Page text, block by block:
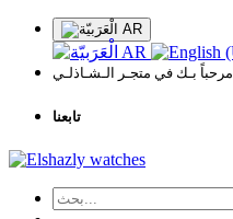
AR
AR
مرحباً بـك في متجـر الـشـاذلـي
تابعنا